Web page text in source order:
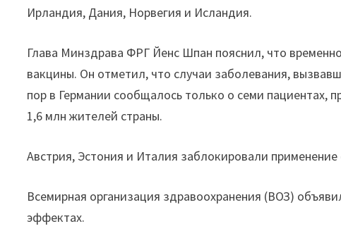
Ирландия, Дания, Норвегия и Исландия.
Глава Минздрава ФРГ Йенс Шпан пояснил, что
вакцины. Он отметил, что случаи заболевания,
пор в Германии сообщалось только о семи пациентах,
1,6 млн жителей страны.
Австрия, Эстония и Италия заблокировали
Всемирная организация здравоохранения (ВОЗ)
эффектах.